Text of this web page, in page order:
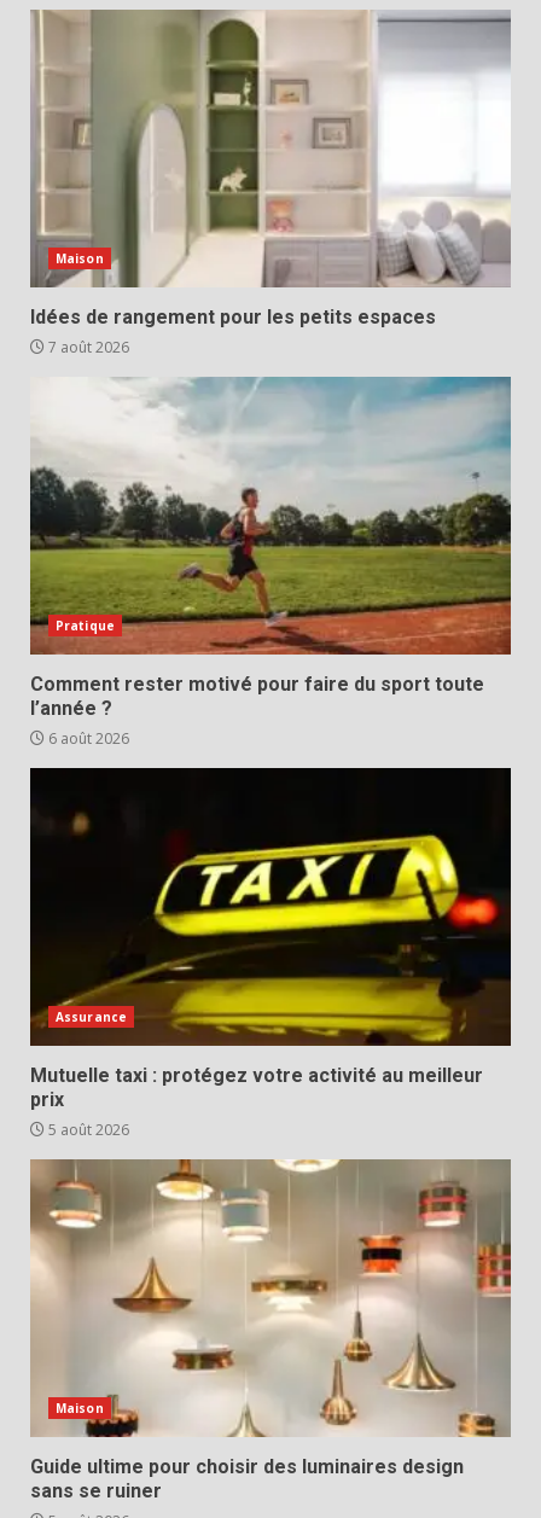
Maison
Idées de rangement pour les petits espaces
7 août 2026
Pratique
Comment rester motivé pour faire du sport toute
l’année ?
6 août 2026
Assurance
Mutuelle taxi : protégez votre activité au meilleur
prix
5 août 2026
Maison
Guide ultime pour choisir des luminaires design
sans se ruiner